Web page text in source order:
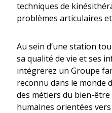
techniques de
problèmes articulaires
Au sein d’une station
sa qualité de vie et ses
intégrerez un Groupe
reconnu dans le monde
des métiers du bien-
humaines orientées